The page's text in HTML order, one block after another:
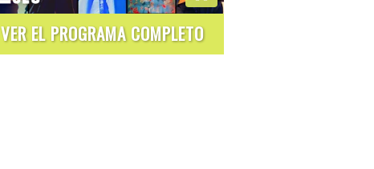
VER EL PROGRAMA COMPLETO